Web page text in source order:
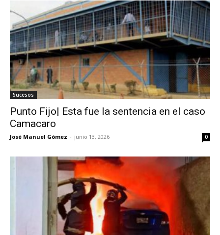
Sucesos
Punto Fijo| Esta fue la sentencia en el caso
Camacaro
José Manuel Gómez - junio 13, 2026 0